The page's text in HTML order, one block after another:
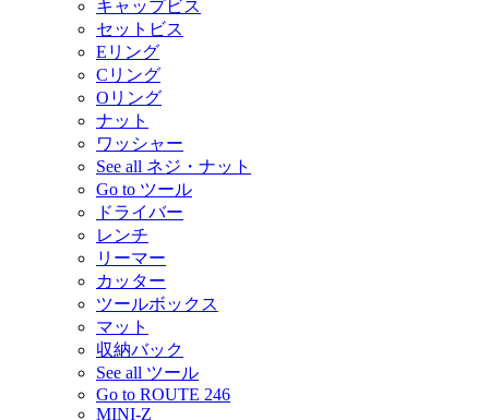
キャップビス
セットビス
Eリング
Cリング
Oリング
ナット
ワッシャー
See all ネジ・ナット
Go to ツール
ドライバー
レンチ
リーマー
カッター
ツールボックス
マット
収納バック
See all ツール
Go to ROUTE 246
MINI-Z